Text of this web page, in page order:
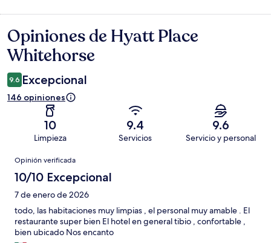
Opiniones
Opiniones de Hyatt Place
Whitehorse
9.6 Excepcional
146 opiniones
10
Limpieza
9.4
Servicios
9.6
Servicio y personal
Opiniones
Opinión verificada
10/10 Excepcional
7 de enero de 2026
todo, las habitaciones muy limpias , el personal muy amable . El
restaurante super bien El hotel en general tibio , confortable ,
bien ubicado Nos encanto